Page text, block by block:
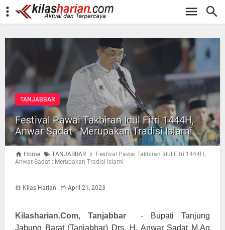
-->
TANJABBAR
Festival Pawai Takbiran Idul Fitri 1444H,
Anwar Sadat : Merupakan Tradisi Islami
Home TANJABBAR
Festival Pawai Takbiran Idul Fitri 1444H,
Anwar Sadat : Merupakan Tradisi Islami
Kilas Harian April 21, 2023
Kilasharian.Com, Tanjabbar-
Bupati Tanjung
Jabung Barat (Tanjabbar) Drs. H. Anwar Sadat M.Ag